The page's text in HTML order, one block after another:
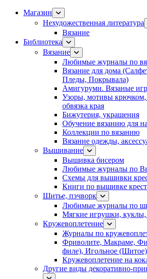
Магазин
Нехудожественная литература
Вязание
Библиотека
Вязание
Любимые журналы по
Вязание для дома
Пледы, Покрывала)
Амигуруми. Вязаные
Узоры, мотивы
обвязка края
Бижутерия, украшения
Обучение вязанию для
Коллекции по вязанию
Вязание одежды,
Вышивание
Вышивка бисером
Любимые журналы по
Схемы для вышивки
Книги по вышивке
Шитье, пэчворк
Любимые журналы по
Мягкие игрушки, куклы,
Кружевоплетение
Журналы по
Фриволите, Макраме,
филе), Игольное
Кружевоплетение на
Другие виды декоративно-